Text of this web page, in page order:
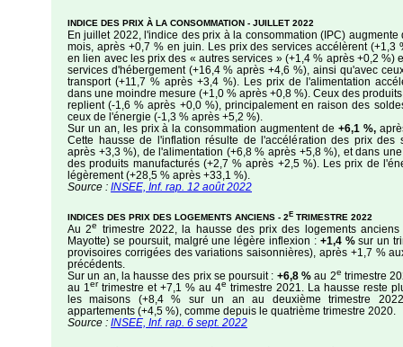
INDICE DES PRIX À LA CONSOMMATION - JUILLET 2022
En juillet 2022, l'indice des prix à la consommation (IPC)
mois, après +0,7 % en juin. Les prix des services accélèrent (+1,3
en lien avec les prix des « autres services » (+1,4 % après +0,2 %)
services d'hébergement (+16,4 % après +4,6 %), ainsi qu'avec
transport (+11,7 % après +3,4 %). Les prix de l'alimentation
dans une moindre mesure (+1,0 % après +0,8 %). Ceux des
replient (-1,6 % après +0,0 %), principalement en raison des
ceux de l'énergie (-1,3 % après +5,2 %).
Sur un an, les prix à la consommation augmentent de +6,1 %,
Cette hausse de l'inflation résulte de l'accélération des prix des
après +3,3 %), de l'alimentation (+6,8 % après +5,8 %), et dans
des produits manufacturés (+2,7 % après +2,5 %). Les prix de
légèrement (+28,5 % après +33,1 %).
Source : INSEE, Inf. rap. 12 août 2022
INDICES DES PRIX DES LOGEMENTS ANCIENS - 2E TRIMESTRE 2022
Au 2e
trimestre 2022, la hausse des prix des logements
Mayotte) se poursuit, malgré une légère inflexion : +1,4 %sur un
provisoires corrigées des variations saisonnières), après +1,7 %
précédents.
Sur un an, la hausse des prix se poursuit : +6,8 % au 2e trimestre
au 1er trimestre et +7,1 % au 4e trimestre 2021. La hausse reste
les maisons (+8,4 % sur un an au deuxième trimestre
appartements (+4,5 %), comme depuis le quatrième trimestre 2020.
Source : INSEE, Inf. rap. 6 sept. 2022